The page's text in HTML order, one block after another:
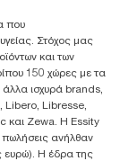
Kalamatas
που
Στόχος μας
και των
150 χώρες με τα
ισχυρά brands,
Libero, Libresse,
και Zewa. Η Essity
ανήλθαν
ευρώ). Η έδρα της